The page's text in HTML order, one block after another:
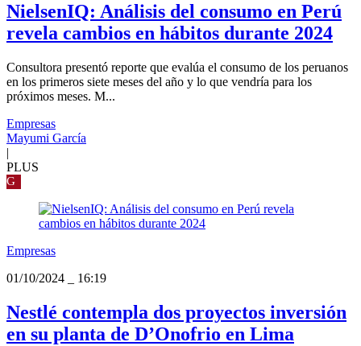
NielsenIQ: Análisis del consumo en Perú
revela cambios en hábitos durante 2024
Consultora presentó reporte que evalúa el consumo de los peruanos
en los primeros siete meses del año y lo que vendría para los
próximos meses. M...
Empresas
Mayumi García
|
PLUS
G
Empresas
01/10/2024
16:19
Nestlé contempla dos proyectos inversión
en su planta de D’Onofrio en Lima